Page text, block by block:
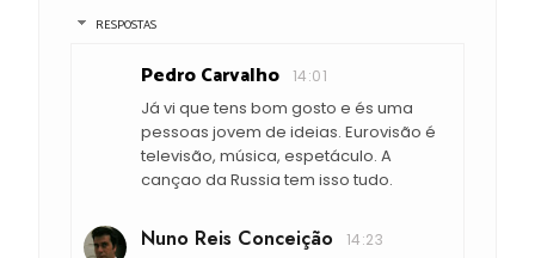
RESPOSTAS
Pedro Carvalho 14:01
Já vi que tens bom gosto e és uma
pessoas jovem de ideias. Eurovisão é
televisão, música, espetáculo. A
cançao da Russia tem isso tudo.
Nuno Reis Conceição 14:23